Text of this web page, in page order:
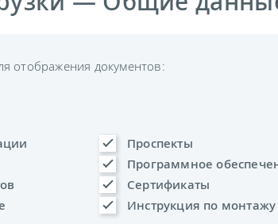
отображения документов:
Проспекты
Программное
Сертификаты
Инструкция по монтажу